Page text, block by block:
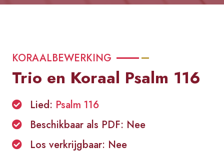
KORAALBEWERKING
Trio en Koraal Psalm 116
Lied: Psalm 116
Beschikbaar als PDF: Nee
Los verkrijgbaar: Nee